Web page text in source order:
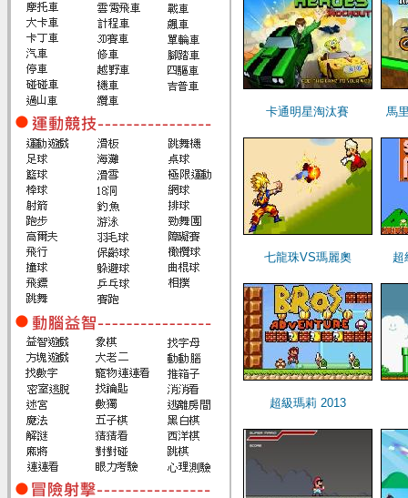
卡通明星淘汰賽 馬
七龍珠VS瑪麗奧 超
超級瑪莉 2013